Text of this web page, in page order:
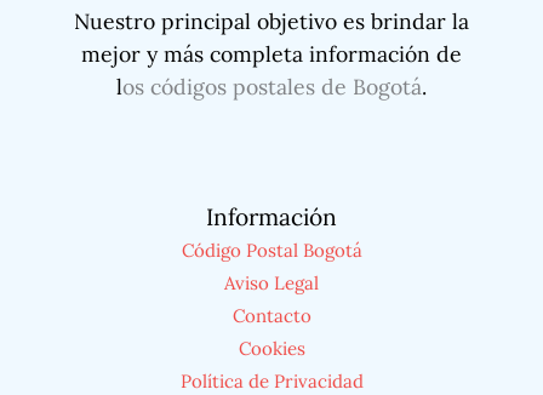
Nuestro principal objetivo es brindar la
mejor y más completa información de
los códigos postales de Bogotá.
Información
Código Postal Bogotá
Aviso Legal
Contacto
Cookies
Política de Privacidad